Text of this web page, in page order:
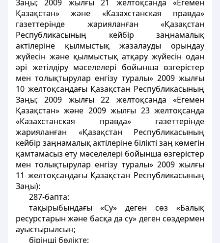
Заңы; 2009 жылғы 21 желтоқсанда «Егемен
Қазақстан» және «Казахстанская правда»
газеттерінде жарияланған «Қазақстан
Республикасының кейбір заңнамалық
актілеріне қылмыстық жазалауды орындау
жүйесін және қылмыстық атқару жүйесін одан
әрі жетілдіру мәселелері бойынша өзгерістер
мен толықтырулар енгізу туралы» 2009 жылғы
10 желтоқсандағы Қазақстан Республикасының
Заңы; 2009 жылғы 22 желтоқсанда «Егемен
Қазақстан» және 2009 жылғы 23 желтоқсанда
«Казахстанская правда» газеттерінде
жарияланған «Қазақстан Республикасының
кейбір заңнамалық актілеріне білікті заң көмегін
қамтамасыз ету мәселелері бойынша өзгерістер
мен толықтырулар енгізу туралы» 2009 жылғы
11 желтоқсандағы Қазақстан Республикасының
Заңы):
287-бапта:
тақырыбындағы «Су» деген сөз «Балық
ресурстарын және басқа да су» деген сөздермен
ауыстырылсын;
бірінші бөлікте: